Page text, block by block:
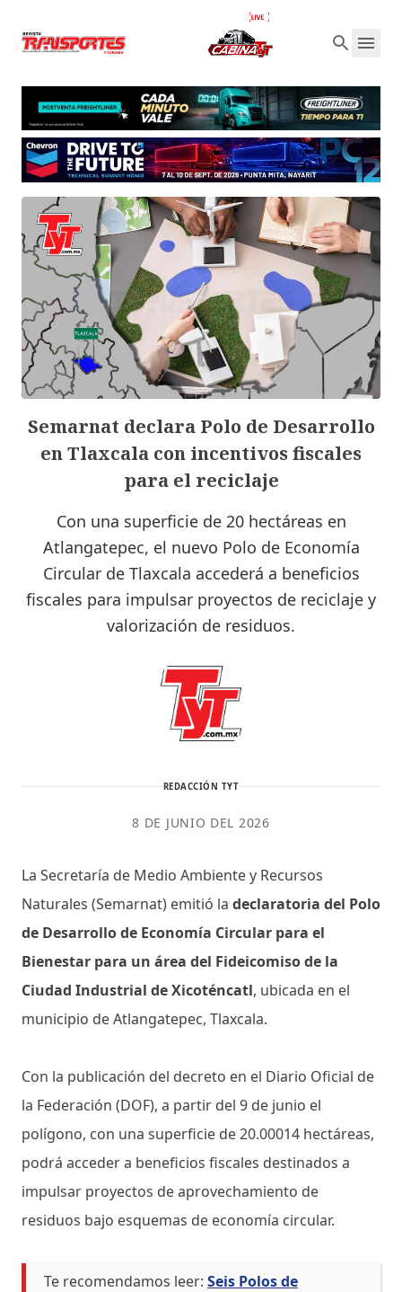
Semarnat declara Polo de Desarrollo
en Tlaxcala con incentivos fiscales
para el reciclaje
Con una superficie de 20 hectáreas en
Atlangatepec, el nuevo Polo de Economía
Circular de Tlaxcala accederá a beneficios
fiscales para impulsar proyectos de reciclaje y
valorización de residuos.
REDACCIÓN TYT
8 DE JUNIO DEL 2026
La Secretaría de Medio Ambiente y Recursos
Naturales (Semarnat) emitió la declaratoria del Polo
de Desarrollo de Economía Circular para el
Bienestar para un área del Fideicomiso de la
Ciudad Industrial de Xicoténcatl, ubicada en el
municipio de Atlangatepec, Tlaxcala.
Con la publicación del decreto en el Diario Oficial de
la Federación (DOF), a partir del 9 de junio el
polígono, con una superficie de 20.00014 hectáreas,
podrá acceder a beneficios fiscales destinados a
impulsar proyectos de aprovechamiento de
residuos bajo esquemas de economía circular.
Te recomendamos leer: Seis Polos de